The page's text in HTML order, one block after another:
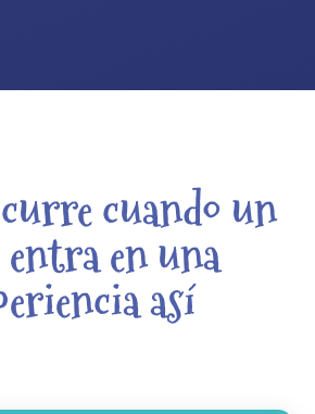
cuando un
en una
así